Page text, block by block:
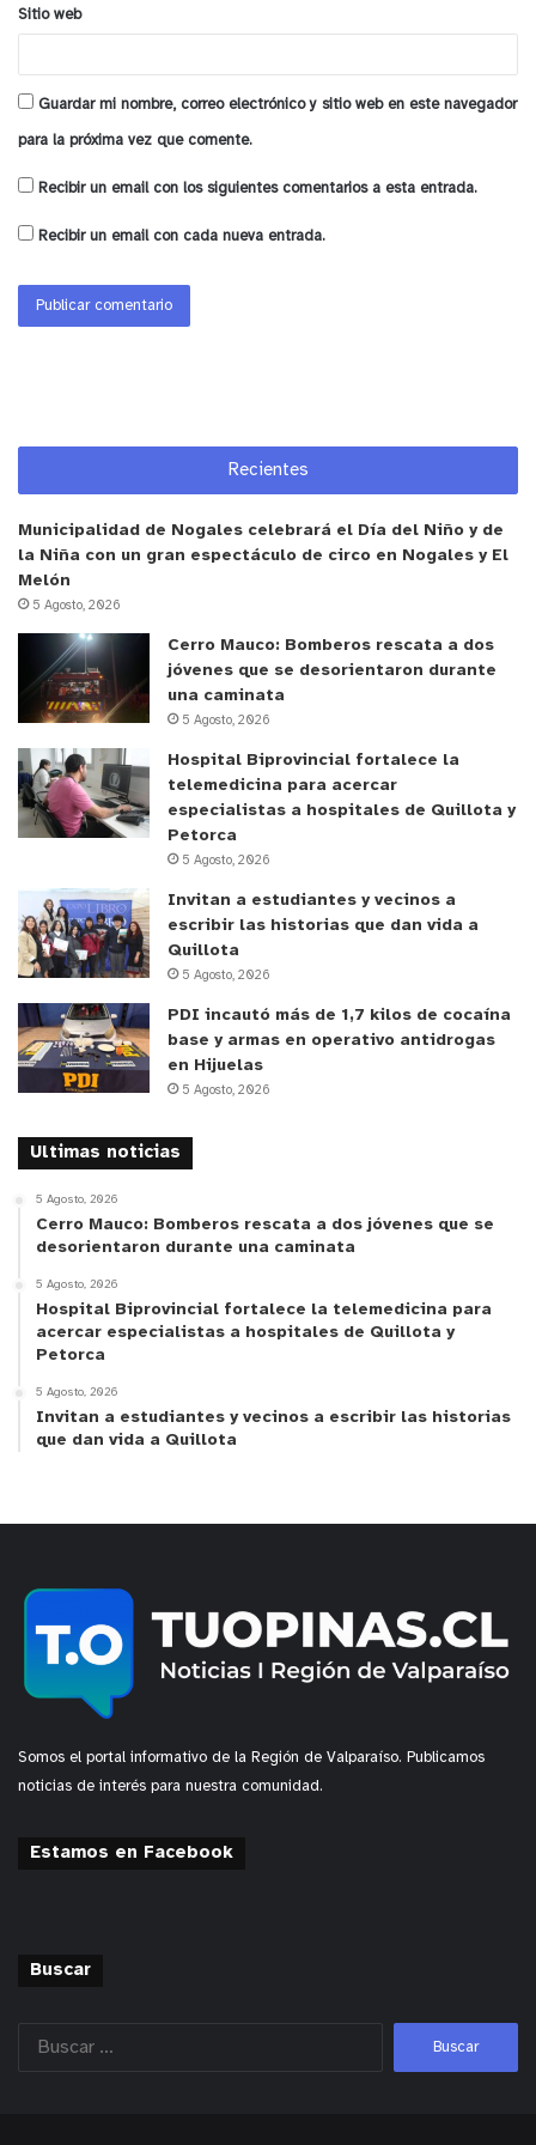
También se contrató a profesionales que hacen
hipertensión para que puedan retomar sus
controles, además, la inversión permite continuar
con las estrategias de entrega de medicamentos y
leche en el domicilio para personas con
Sitio web
Guardar mi nombre, correo electrónico y sitio web en este navegador
para la próxima vez que comente.
Recibir un email con los siguientes comentarios a esta entrada.
Recibir un email con cada nueva entrada.
Recientes
Municipalidad de Nogales celebrará el Día del Niño y de
la Niña con un gran espectáculo de circo en Nogales y El
Melón
5 Agosto, 2026
Cerro Mauco: Bomberos rescata a dos
jóvenes que se desorientaron durante
una caminata
5 Agosto, 2026
Hospital Biprovincial fortalece la
telemedicina para acercar
especialistas a hospitales de Quillota y
Petorca
5 Agosto, 2026
Invitan a estudiantes y vecinos a
escribir las historias que dan vida a
Quillota
5 Agosto, 2026
PDI incautó más de 1,7 kilos de cocaína
base y armas en operativo antidrogas
en Hijuelas
5 Agosto, 2026
Ultimas noticias
5 Agosto, 2026
Cerro Mauco: Bomberos rescata a dos jóvenes que se
desorientaron durante una caminata
5 Agosto, 2026
Hospital Biprovincial fortalece la telemedicina para
acercar especialistas a hospitales de Quillota y
Petorca
5 Agosto, 2026
Invitan a estudiantes y vecinos a escribir las historias
que dan vida a Quillota
Somos el portal informativo de la Región de Valparaíso. Publicamos
noticias de interés para nuestra comunidad.
Estamos en Facebook
Buscar